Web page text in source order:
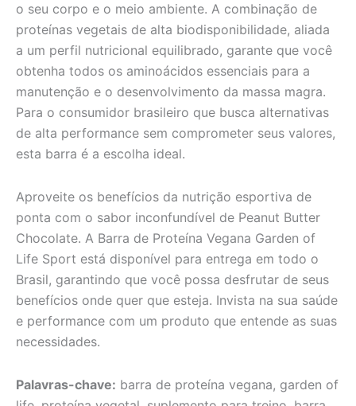
o seu corpo e o meio ambiente. A combinação de
proteínas vegetais de alta biodisponibilidade, aliada
a um perfil nutricional equilibrado, garante que você
obtenha todos os aminoácidos essenciais para a
manutenção e o desenvolvimento da massa magra.
Para o consumidor brasileiro que busca alternativas
de alta performance sem comprometer seus valores,
esta barra é a escolha ideal.
Aproveite os benefícios da nutrição esportiva de
ponta com o sabor inconfundível de Peanut Butter
Chocolate. A Barra de Proteína Vegana Garden of
Life Sport está disponível para entrega em todo o
Brasil, garantindo que você possa desfrutar de seus
benefícios onde quer que esteja. Invista na sua saúde
e performance com um produto que entende as suas
necessidades.
Palavras-chave: barra de proteína vegana, garden of